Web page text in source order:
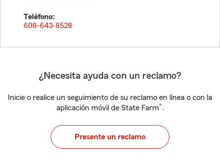
Teléfono:
608-643-8528
¿Necesita ayuda con un reclamo?
Inicie o realice un seguimiento de su reclamo en línea o con la
aplicación móvil de State Farm®.
Presente un reclamo